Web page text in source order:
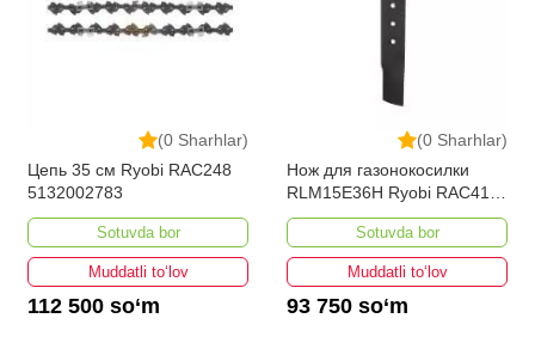
(0 Sharhlar)
Цепь 35 см Ryobi RAC248
5132002783
Sotuvda bor
Muddatli to‘lov
112 500 so‘m
(0 Sharhlar)
Нож для газонокосилки
RLM15E36H Ryobi RAC414
5132002718
Sotuvda bor
Muddatli to‘lov
93 750 so‘m